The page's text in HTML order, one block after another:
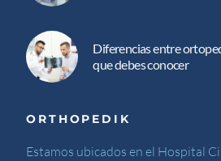
Diferencias entre
que debes conocer
ORTHOPEDIK
Estamos ubicados en el Hospital